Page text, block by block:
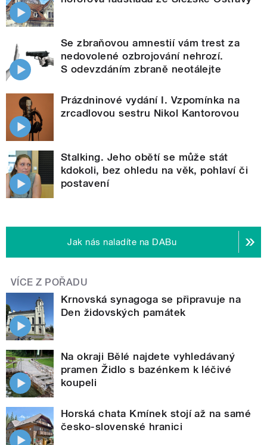
Se zbraňovou amnestií vám trest za
nedovolené ozbrojování nehrozí.
S odevzdáním zbraně neotálejte
Prázdninové vydání I. Vzpomínka na
zrcadlovou sestru Nikol Kantorovou
Stalking. Jeho obětí se může stát
kdokoli, bez ohledu na věk, pohlaví či
postavení
Jak nás naladíte na DABu
VÍCE Z POŘADU
Krnovská synagoga se připravuje na
Den židovských památek
Na okraji Bělé najdete vyhledávaný
pramen Židlo s bazénkem k léčivé
koupeli
Horská chata Kmínek stojí až na samé
česko-slovenské hranici